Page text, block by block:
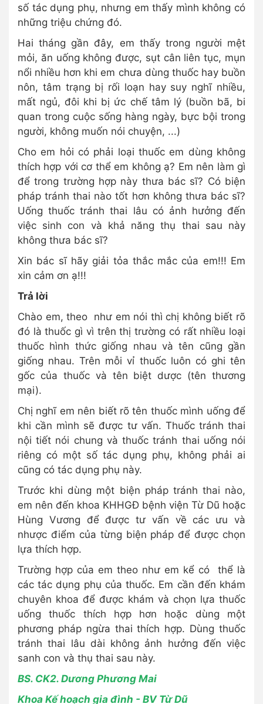
số tác dụng phụ, nhưng em thấy mình không có
những triệu chứng đó.
Hai tháng gần đây, em thấy trong người mệt
mỏi, ăn uống không được, sụt cân liên tục, mụn
nổi nhiều hơn khi em chưa dùng thuốc hay buồn
nôn, tâm trạng bị rối loạn hay suy nghĩ nhiều,
mất ngủ, đôi khi bị ức chế tâm lý (buồn bã, bi
quan trong cuộc sống hàng ngày, bực bội trong
người, không muốn nói chuyện, ...)
Cho em hỏi có phải loại thuốc em dùng không
thích hợp với cơ thể em không ạ? Em nên làm gì
để trong trường hợp này thưa bác sĩ? Có biện
pháp tránh thai nào tốt hơn không thưa bác sĩ?
Uống thuốc tránh thai lâu có ảnh hưởng đến
việc sinh con và khả năng thụ thai sau này
không thưa bác sĩ?
Xin bác sĩ hãy giải tỏa thắc mắc của em!!! Em
xin cảm ơn ạ!!!
Trả lời
Chào em, theo như em nói thì chị không biết rõ
đó là thuốc gì vì trên thị trường có rất nhiều loại
thuốc hình thức giống nhau và tên cũng gần
giống nhau. Trên mỗi vỉ thuốc luôn có ghi tên
gốc của thuốc và tên biệt dược (tên thương
mại).
Chị nghĩ em nên biết rõ tên thuốc mình uống để
khi cần mình sẽ được tư vấn. Thuốc tránh thai
nội tiết nói chung và thuốc tránh thai uống nói
riêng có một số tác dụng phụ, không phải ai
cũng có tác dụng phụ này.
Trước khi dùng một biện pháp tránh thai nào,
em nên đến khoa KHHGĐ bệnh viện Từ Dũ hoặc
Hùng Vương để được tư vấn về các ưu và
nhược điểm của từng biện pháp để được chọn
lựa thích hợp.
Trường hợp của em theo như em kể có thể là
các tác dụng phụ của thuốc. Em cần đến khám
chuyên khoa để được khám và chọn lựa thuốc
uống thuốc thích hợp hơn hoặc dùng một
phương pháp ngừa thai thích hợp. Dùng thuốc
tránh thai lâu dài không ảnh hưởng đến việc
sanh con và thụ thai sau này.
BS. CK2. Dương Phương Mai
Khoa Kế hoạch gia đình - BV Từ Dũ